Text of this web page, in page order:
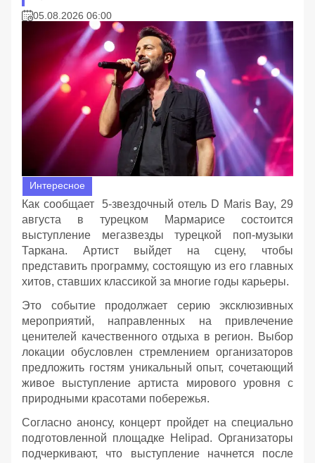
05.08.2026 06:00
Интересное
Как сообщает 5-звездочный отель D Maris Bay, 29
августа в турецком Мармарисе состоится
выступление мегазвезды турецкой поп-музыки
Таркана. Артист выйдет на сцену, чтобы
представить программу, состоящую из его главных
хитов, ставших классикой за многие годы карьеры.
Это событие продолжает серию эксклюзивных
мероприятий, направленных на привлечение
ценителей качественного отдыха в регион. Выбор
локации обусловлен стремлением организаторов
предложить гостям уникальный опыт, сочетающий
живое выступление артиста мирового уровня с
природными красотами побережья.
Согласно анонсу, концерт пройдет на специально
подготовленной площадке Helipad. Организаторы
подчеркивают, что выступление начнется после